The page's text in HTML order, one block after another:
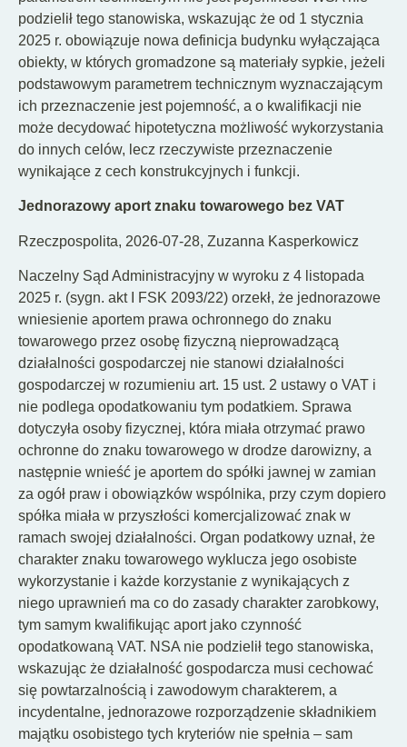
podzielił tego stanowiska, wskazując że od 1 stycznia
2025 r. obowiązuje nowa definicja budynku wyłączająca
obiekty, w których gromadzone są materiały sypkie, jeżeli
podstawowym parametrem technicznym wyznaczającym
ich przeznaczenie jest pojemność, a o kwalifikacji nie
może decydować hipotetyczna możliwość wykorzystania
do innych celów, lecz rzeczywiste przeznaczenie
wynikające z cech konstrukcyjnych i funkcji.
Jednorazowy aport znaku towarowego bez VAT
Rzeczpospolita, 2026-07-28, Zuzanna Kasperkowicz
Naczelny Sąd Administracyjny w wyroku z 4 listopada
2025 r. (sygn. akt I FSK 2093/22) orzekł, że jednorazowe
wniesienie aportem prawa ochronnego do znaku
towarowego przez osobę fizyczną nieprowadzącą
działalności gospodarczej nie stanowi działalności
gospodarczej w rozumieniu art. 15 ust. 2 ustawy o VAT i
nie podlega opodatkowaniu tym podatkiem. Sprawa
dotyczyła osoby fizycznej, która miała otrzymać prawo
ochronne do znaku towarowego w drodze darowizny, a
następnie wnieść je aportem do spółki jawnej w zamian
za ogół praw i obowiązków wspólnika, przy czym dopiero
spółka miała w przyszłości komercjalizować znak w
ramach swojej działalności. Organ podatkowy uznał, że
charakter znaku towarowego wyklucza jego osobiste
wykorzystanie i każde korzystanie z wynikających z
niego uprawnień ma co do zasady charakter zarobkowy,
tym samym kwalifikując aport jako czynność
opodatkowaną VAT. NSA nie podzielił tego stanowiska,
wskazując że działalność gospodarcza musi cechować
się powtarzalnością i zawodowym charakterem, a
incydentalne, jednorazowe rozporządzenie składnikiem
majątku osobistego tych kryteriów nie spełnia – sam